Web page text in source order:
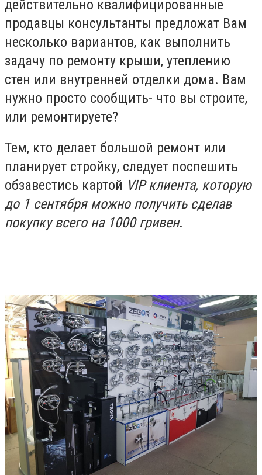
действительно квалифицированные
продавцы консультанты предложат Вам
несколько вариантов, как выполнить
задачу по ремонту крыши, утеплению
стен или внутренней отделки дома. Вам
нужно просто сообщить- что вы строите,
или ремонтируете?
Тем, кто делает большой ремонт или
планирует стройку, следует поспешить
обзавестись картой VIP клиента, которую
до 1 сентября можно получить сделав
покупку всего на 1000 гривен.